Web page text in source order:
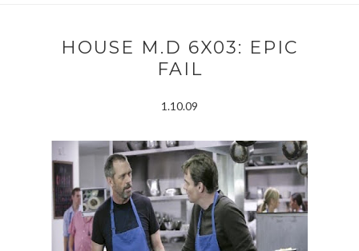
HOUSE M.D 6X03: EPIC
FAIL
1.10.09